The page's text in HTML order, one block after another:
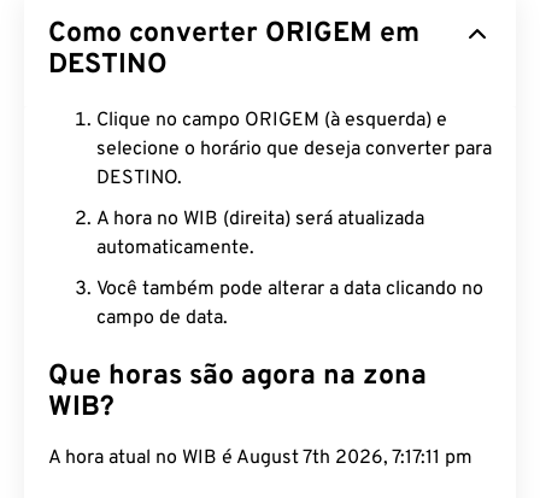
Como converter ORIGEM em
DESTINO
Clique no campo ORIGEM (à esquerda) e
selecione o horário que deseja converter para
DESTINO.
A hora no WIB (direita) será atualizada
automaticamente.
Você também pode alterar a data clicando no
campo de data.
Que horas são agora na zona
WIB?
A hora atual no WIB é August 7th 2026, 7:17:12 pm